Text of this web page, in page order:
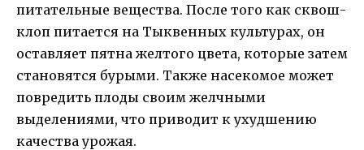
питательные вещества. После того как сквош-
клоп питается на Тыквенных культурах, он
оставляет пятна желтого цвета, которые затем
становятся бурыми. Также насекомое может
повредить плоды своим желчными
выделениями, что приводит к ухудшению
качества урожая.